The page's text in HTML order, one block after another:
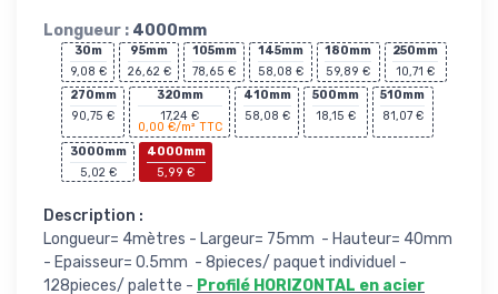
Longueur : 4000mm
30m
9,08 €
95mm
26,62 €
105mm
78,65 €
145mm
58,08 €
180mm
59,89 €
250mm
10,71 €
270mm
90,75 €
320mm
17,24 €
0,00 €/m² TTC
410mm
58,08 €
500mm
18,15 €
510mm
81,07 €
3000mm
5,02 €
4000mm
5,99 €
Description :
Longueur= 4mètres - Largeur= 75mm - Hauteur= 40mm
- Epaisseur= 0.5mm - 8pieces/ paquet individuel -
128pieces/ palette - Profilé HORIZONTAL en acier